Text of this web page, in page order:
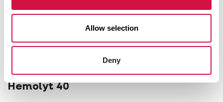
Allow selection
Deny
Hemolyt 40